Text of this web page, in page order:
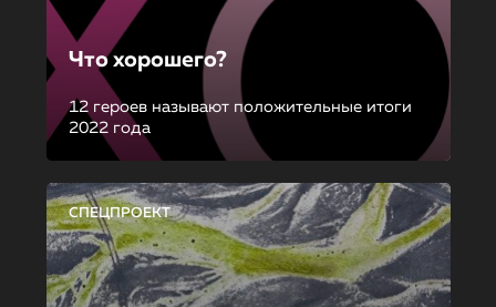
Что хорошего?
12 героев называют положительные итоги
2022 года
СПЕЦПРОЕКТ